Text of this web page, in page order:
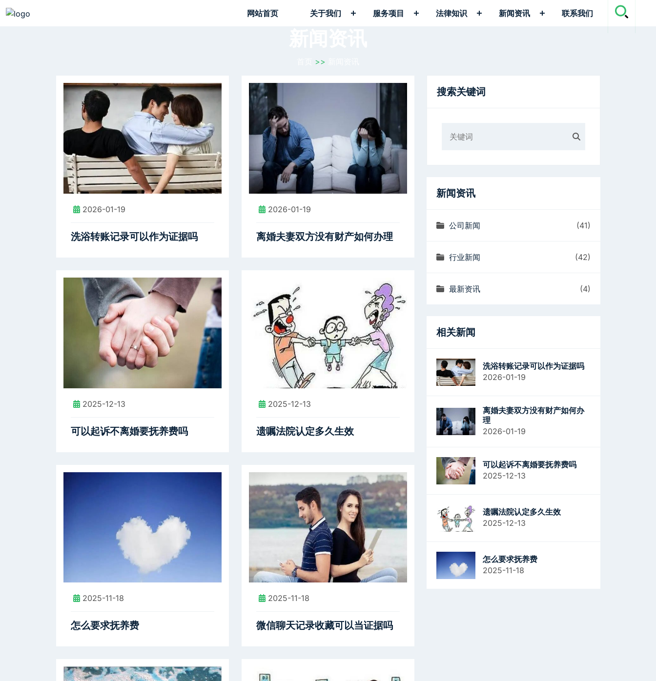
网站首页 关于我们 服务项目 法律知识 新闻资讯 联系我们
>>
2026-01-19
洗浴转账记录可以作为证据吗
2026-01-19
离婚夫妻双方没有财产如何办理
2025-12-13
可以起诉不离婚要抚养费吗
2025-12-13
遗嘱法院认定多久生效
2025-11-18
怎么要求抚养费
2025-11-18
微信聊天记录收藏可以当证据吗
搜索关键词
新闻资讯
公司新闻 (41)
行业新闻 (42)
最新资讯 (4)
相关新闻
洗浴转账记录可以作为证据吗
2026-01-19
离婚夫妻双方没有财产如何办
理
2026-01-19
可以起诉不离婚要抚养费吗
2025-12-13
遗嘱法院认定多久生效
2025-12-13
怎么要求抚养费
2025-11-18